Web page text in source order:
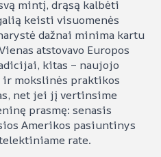
mintį, drąsą kalbėti
keisti visuomenės
dažnai minima kartu
atstovavo Europos
kitas – naujojo
mokslinės praktikos
net jei jį vertinsime
prasmę: senasis
Amerikos pasiuntinys
rate.